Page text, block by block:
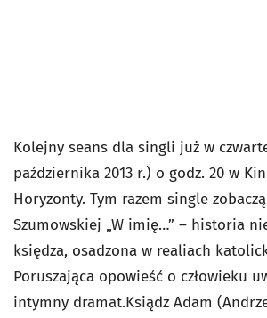
Kolejny seans dla singli już w
października 2013 r.) o godz. 20 w
Horyzonty. Tym razem single
Szumowskiej „W imię…” – historia
księdza, osadzona w realiach
Poruszająca opowieść o człowieku
intymny dramat.Ksiądz Adam